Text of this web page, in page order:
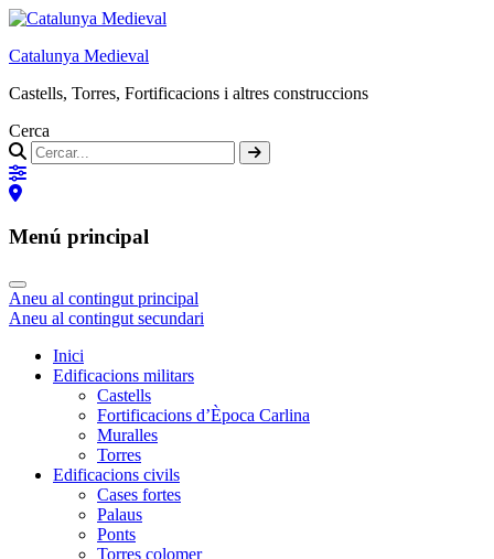
Catalunya Medieval
Castells, Torres, Fortificacions i altres construccions
Cerca
Menú principal
Aneu al contingut principal
Aneu al contingut secundari
Inici
Edificacions militars
Castells
Fortificacions d’Època Carlina
Muralles
Torres
Edificacions civils
Cases fortes
Palaus
Ponts
Torres colomer